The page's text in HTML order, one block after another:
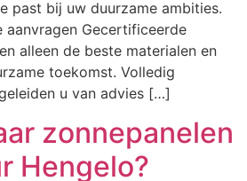
past bij uw duurzame ambities.
aanvragen Gecertificeerde
alleen de beste materialen en
toekomst. Volledig
u van advies […]
zonnepanelen
Hengelo?